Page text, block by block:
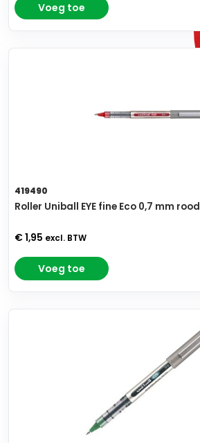
Voeg toe
419490
Roller Uniball EYE fine Eco 0,7 mm rood
€ 1,95 excl. BTW
Voeg toe